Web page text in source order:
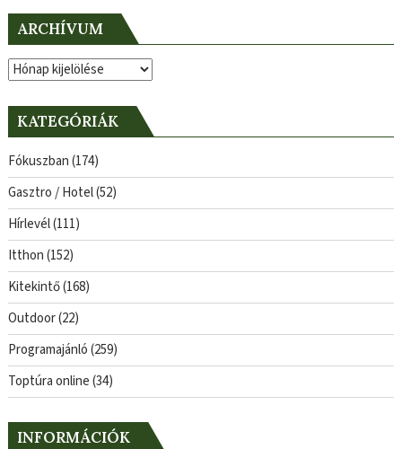
ARCHÍVUM
Archívum
KATEGÓRIÁK
Fókuszban(174)
Gasztro / Hotel(52)
Hírlevél(111)
Itthon(152)
Kitekintő(168)
Outdoor(22)
Programajánló(259)
Toptúra online(34)
INFORMÁCIÓK